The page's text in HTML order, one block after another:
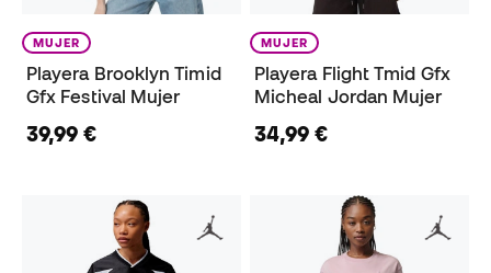
MUJER
Playera Brooklyn Timid
Gfx Festival Mujer
39,99 €
MUJER
Playera Flight Tmid Gfx
Micheal Jordan Mujer
34,99 €